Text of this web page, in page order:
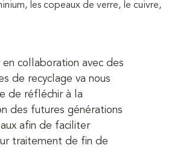
les copeaux de verre, le cuivre,
en collaboration avec des
de recyclage va nous
de réfléchir à la
des futures générations
afin de faciliter
traitement de fin de